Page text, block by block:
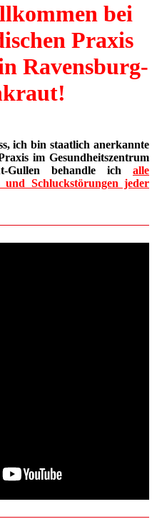
bei
Praxis
Ravensburg-
ich bin staatlich anerkannte
im Gesundheitszentrum
Gullen behandle ich alle
Schluckstörungen jeder